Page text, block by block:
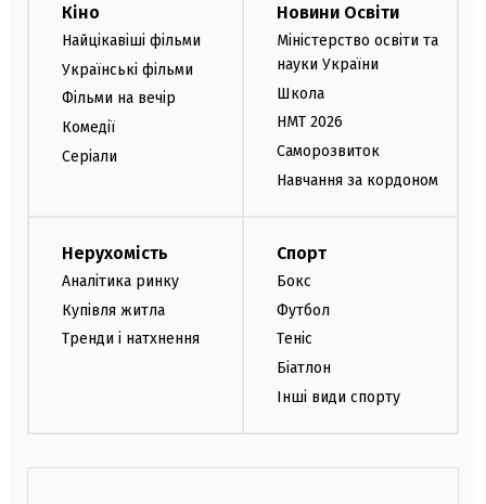
Кіно
Найцікавіші фільми
Українські фільми
Фільми на вечір
Комедії
Серіали
Новини Освіти
Міністерство освіти та
науки України
Школа
НМТ 2026
Саморозвиток
Навчання за кордоном
Нерухомість
Аналітика ринку
Купівля житла
Тренди і натхнення
Спорт
Бокс
Футбол
Теніс
Біатлон
Інші види спорту